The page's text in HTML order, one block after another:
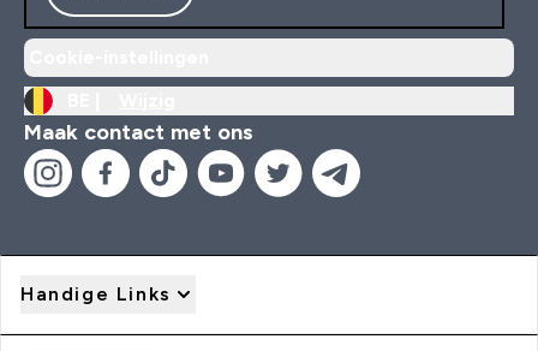
Maak contact met ons
Handige Links